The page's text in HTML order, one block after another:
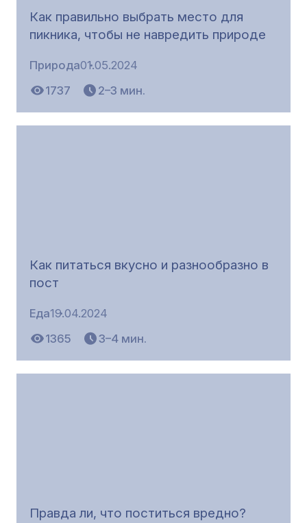
Как правильно выбрать место для
пикника, чтобы не навредить природе
Природа01.05.2024
1737
2–3 мин.
Как питаться вкусно и разнообразно в
пост
Еда19.04.2024
1365
3–4 мин.
Правда ли, что поститься вредно?